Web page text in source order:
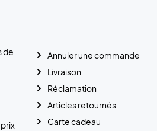
de
Annuler une commande
Livraison
Réclamation
Articles retournés
Carte cadeau